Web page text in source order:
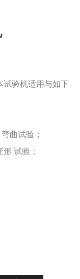
试验机适用与如下
曲试验；
.试验；